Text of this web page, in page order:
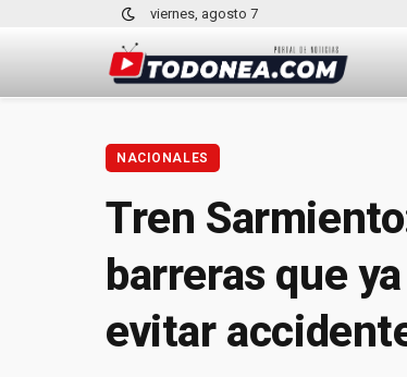
viernes, agosto 7
NACIONALES
Tren
barreras que
evitar